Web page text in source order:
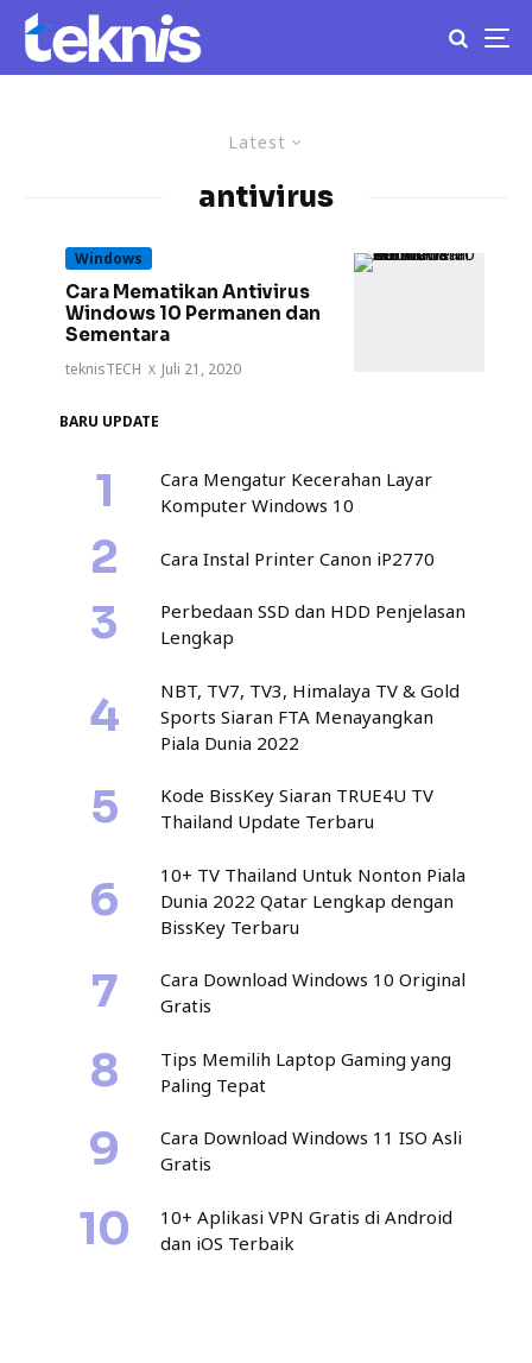
Latest
antivirus
Windows
Cara Mematikan Antivirus
Windows 10 Permanen dan
Sementara
teknisTECH · Juli 21, 2020
BARU UPDATE
Cara Mengatur Kecerahan Layar
Komputer Windows 10
Cara Instal Printer Canon iP2770
Perbedaan SSD dan HDD Penjelasan
Lengkap
NBT, TV7, TV3, Himalaya TV & Gold
Sports Siaran FTA Menayangkan
Piala Dunia 2022
Kode BissKey Siaran TRUE4U TV
Thailand Update Terbaru
10+ TV Thailand Untuk Nonton Piala
Dunia 2022 Qatar Lengkap dengan
BissKey Terbaru
Cara Download Windows 10 Original
Gratis
Tips Memilih Laptop Gaming yang
Paling Tepat
Cara Download Windows 11 ISO Asli
Gratis
10+ Aplikasi VPN Gratis di Android
dan iOS Terbaik